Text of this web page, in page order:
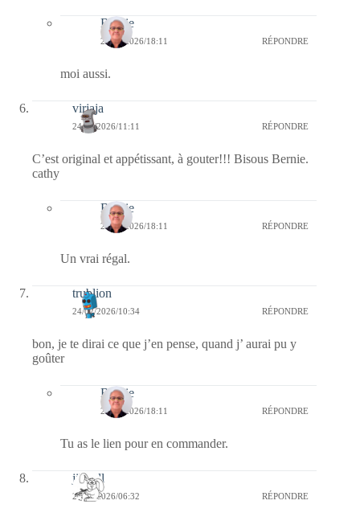
Bernie
26/02/2026/18:11 RÉPONDRE
moi aussi.
virjaja
24/02/2026/11:11 RÉPONDRE
C’est original et appétissant, à gouter!!! Bisous Bernie.
cathy
Bernie
26/02/2026/18:11 RÉPONDRE
Un vrai régal.
trublion
24/02/2026/10:34 RÉPONDRE
bon, je te dirai ce que j’en pense, quand j’ aurai pu y
goûter
Bernie
26/02/2026/18:11 RÉPONDRE
Tu as le lien pour en commander.
jill bill
24/02/2026/06:32 RÉPONDRE